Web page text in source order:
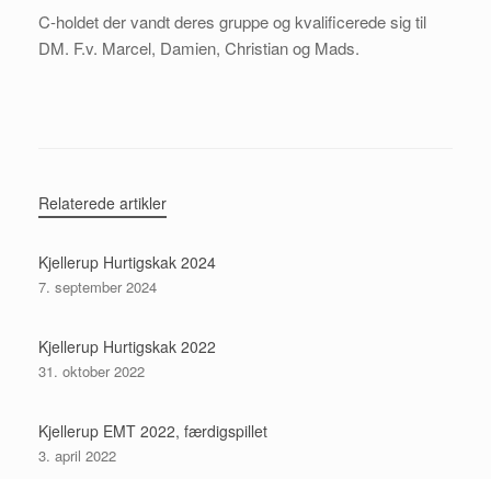
C-holdet der vandt deres gruppe og kvalificerede sig til
DM. F.v. Marcel, Damien, Christian og Mads.
Relaterede artikler
Kjellerup Hurtigskak 2024
7. september 2024
Kjellerup Hurtigskak 2022
31. oktober 2022
Kjellerup EMT 2022, færdigspillet
3. april 2022